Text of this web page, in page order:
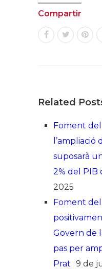
Compartir
Related
Foment
suposarà
2% del PIB
2025
Foment
Govern de
pas per
Prat 9 de